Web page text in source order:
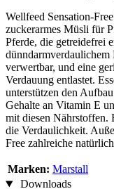
Wellfeed Sensation-
zuckerarmes Müsli für
Pferde, die getreidefrei
dünndarmverdaulichem
verwertbar, und eine
Verdauung entlastet.
unterstützen den
Gehalte an Vitamin E
mit diesen Nährstoffen.
die Verdaulichkeit.
Free zahlreiche
Marken: Marstall
Downloads